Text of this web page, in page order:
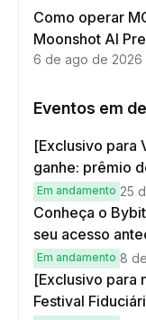
Como operar
Moonshot AI
6 de ago de 2026
Eventos em
[Exclusivo para
ganhe: prêmio
Em andamento 25
Conheça o
seu acesso
globais
Em andamento 8
[Exclusivo para
Festival